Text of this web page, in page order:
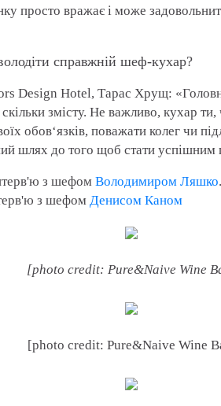
просто вражає і може
справжній шеф-кухар?
Design Hotel, Тарас Хрущ:
скільки змісту. Не важливо, кухар
обов‘язків, поважати колег чи
шлях до того щоб стати
з шефом Володимиром Ляшко.
з шефом Денисом Каном
[photo credit: Pure&Naive Wine
[photo credit: Pure&Naive Wine